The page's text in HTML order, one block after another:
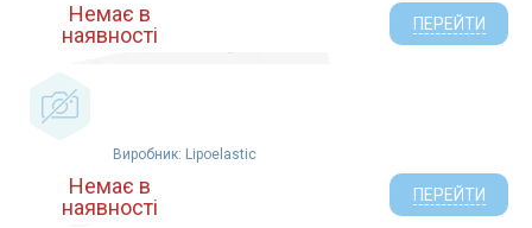
Немає в
наявності
ПЕРЕЙТИ
Виробник: Lipoelastic
Немає в
наявності
ПЕРЕЙТИ